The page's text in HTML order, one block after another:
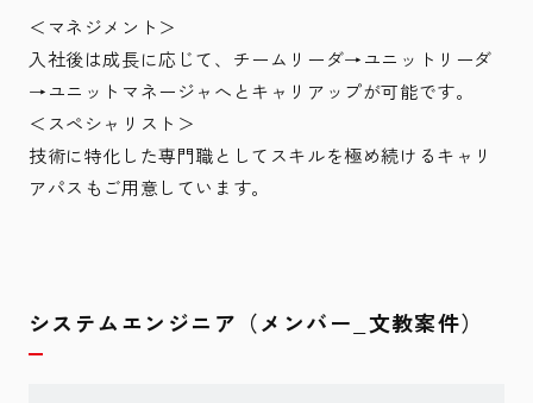
＜マネジメント＞
入社後は成長に応じて、チームリーダ→ユニットリーダ
→ユニットマネージャへとキャリアップが可能です。
＜スペシャリスト＞
技術に特化した専門職としてスキルを極め続けるキャリ
アパスもご用意しています。
システムエンジニア（メンバー_文教案件）